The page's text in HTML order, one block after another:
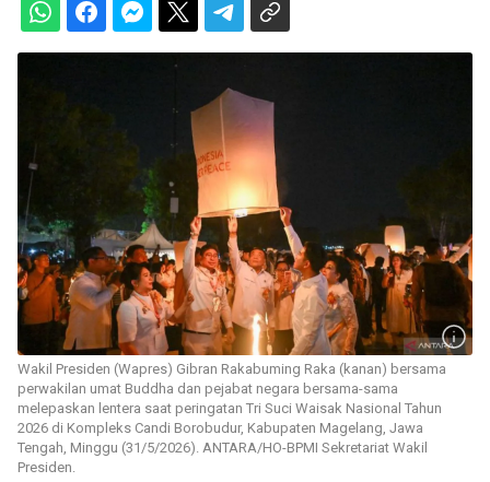
Wakil Presiden (Wapres) Gibran Rakabuming Raka (kanan) bersama
perwakilan umat Buddha dan pejabat negara bersama-sama
melepaskan lentera saat peringatan Tri Suci Waisak Nasional Tahun
2026 di Kompleks Candi Borobudur, Kabupaten Magelang, Jawa
Tengah, Minggu (31/5/2026). ANTARA/HO-BPMI Sekretariat Wakil
Presiden.